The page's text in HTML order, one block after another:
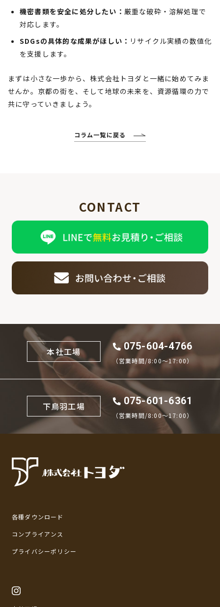
機密書類を安全に処分したい： 厳重な破砕・溶解処理で
対応します。
SDGsの具体的な成果がほしい： リサイクル実績の数値化
を支援します。
まずは小さな一歩から、株式会社トヨダと一緒に始めてみま
せんか。京都の街を、そして地球の未来を、資源循環の力で
共に守っていきましょう。
コラム一覧に戻る
CONTACT
本社工場 075-604-4766
（営業時間/8:00〜17:00）
下鳥羽工場 075-601-6361
（営業時間/8:00〜17:00）
各種ダウンロード
コンプライアンス
プライバシーポリシー